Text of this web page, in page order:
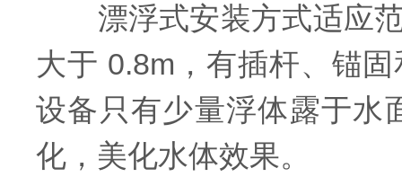
漂浮式安装方式适应范
大于 0.8m，有插杆、锚
设备只有少量浮体露于水
化，美化水体效果。